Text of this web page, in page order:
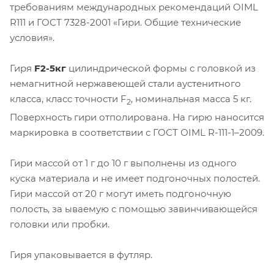
требованиям международных рекомендаций OIML
R111 и ГОСТ 7328-2001 «Гири. Общие технические
условия».
Гиря F2-5кг цилиндрической формы с головкой из
немагнитной нержавеющей стали аустенитного
класса, класс точности F2, номинальная масса 5 кг.
Поверхность гири отполирована. На гирю наносится
маркировка в соответствии с ГОСТ ОIML R-111-1–2009.
Гири массой от 1 г до 10 г выполнены из одного
куска материала и не имеет подгоночных полостей.
Гири массой от 20 г могут иметь подгоночную
полость, за ываемую с помощью завинчивающейся
головки или пробки.
Гиря упаковывается в футляр.